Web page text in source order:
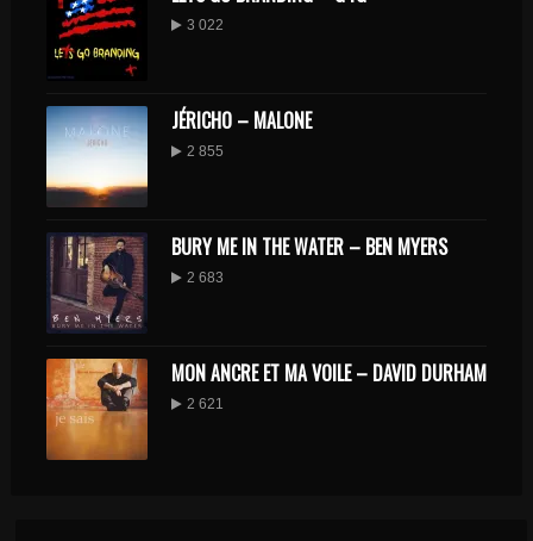
3 022
JÉRICHO – MALONE
2 855
BURY ME IN THE WATER – BEN MYERS
2 683
MON ANCRE ET MA VOILE – DAVID DURHAM
2 621